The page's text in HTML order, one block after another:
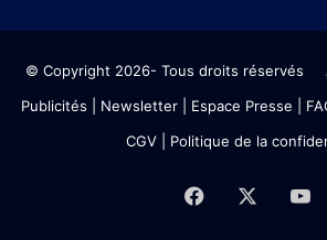
© Copyright 2026- Tous droits réservés
Publicités
Newsletter| Espace Presse |
CGV| Politique de la